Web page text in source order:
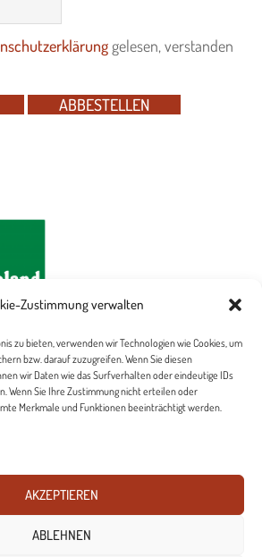
Zustimmung verwalten
zu bieten, verwenden wir Technologien wie Cookies, um
bzw. darauf zuzugreifen. Wenn Sie diesen
wir Daten wie das Surfverhalten oder eindeutige IDs
Wenn Sie Ihre Zustimmung nicht erteilen oder
Merkmale und Funktionen beeinträchtigt werden.
AKZEPTIEREN
ABLEHNEN
gelesen, verstanden
ABBESTELLEN
Richtlinie (EU)